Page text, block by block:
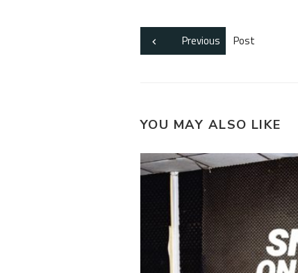
Previous Post
YOU MAY ALSO LIKE